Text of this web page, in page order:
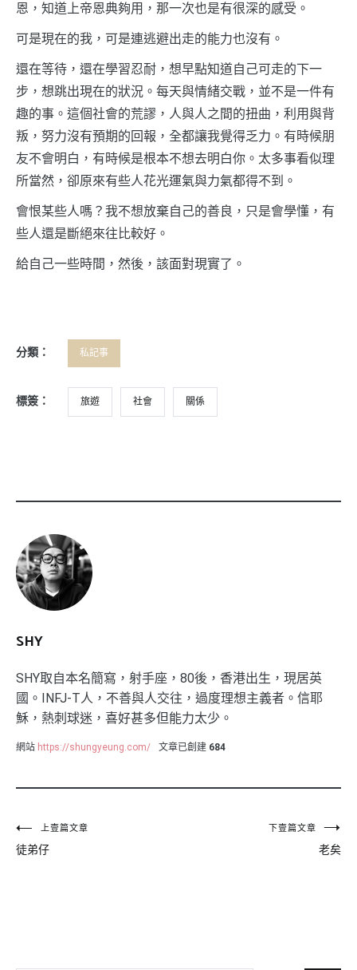
恩，知道上帝恩典夠用，那一次也是有很深的感受。
可是現在的我，可是連逃避出走的能力也沒有。
還在等待，還在學習忍耐，想早點知道自己可走的下一
步，想跳出現在的狀況。每天與情緒交戰，並不是一件有
趣的事。這個社會的荒謬，人與人之間的扭曲，利用與背
叛，努力沒有預期的回報，全都讓我覺得乏力。有時候朋
友不會明白，有時候是根本不想去明白你。太多事看似理
所當然，卻原來有些人花光運氣與力氣都得不到。
會恨某些人嗎？我不想放棄自己的善良，只是會學懂，有
些人還是斷絕來往比較好。
給自己一些時間，然後，該面對現實了。
分類： 私記事
標簽： 旅遊 社會 關係
SHY
SHY取自本名簡寫，射手座，80後，香港出生，現居英
國。INFJ-T人，不善與人交往，過度理想主義者。信耶
穌，熱刺球迷，喜好甚多但能力太少。
網站 https://shungyeung.com/ 文章已創建 684
文
章
上壹篇文章
徒弟仔
下壹篇文章
老矣